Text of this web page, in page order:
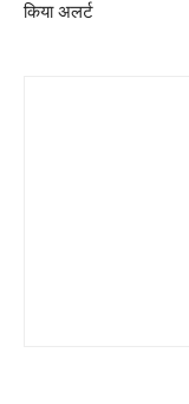
किया अलर्ट